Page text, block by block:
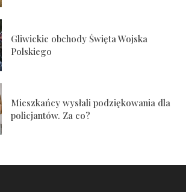
Gliwickie obchody Święta Wojska
Polskiego
Mieszkańcy wysłali podziękowania dla
policjantów. Za co?